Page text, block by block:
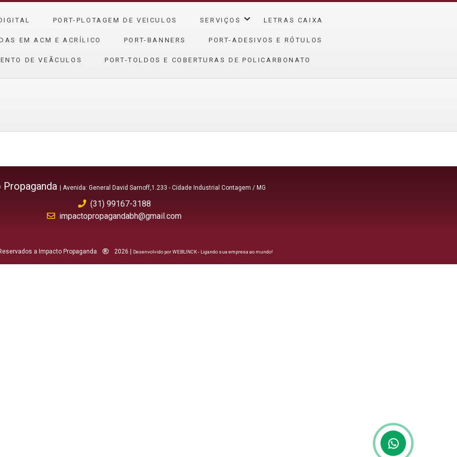
PORT-PLOTAGEM DE VEICULOS SERVIÇOS LETRAS CAIXA
EM ACM E ACRÍLICO PORT-BANNERS PORT-ADESIVOS E RÓTULOS
DE VEÃ­CULOS PORT-TOLDOS E COBERTURAS DE POLICARBONATO
| Avenida: General David Sarnoff,1.233 - Cidade Industrial Contagem / MG
(31) 99167-3188
impactopropagandabh@gmail.com
a Impacto Propaganda 2026 | Desenvolvido por WEBLINCK - Ligando sua empresa ao mundo!